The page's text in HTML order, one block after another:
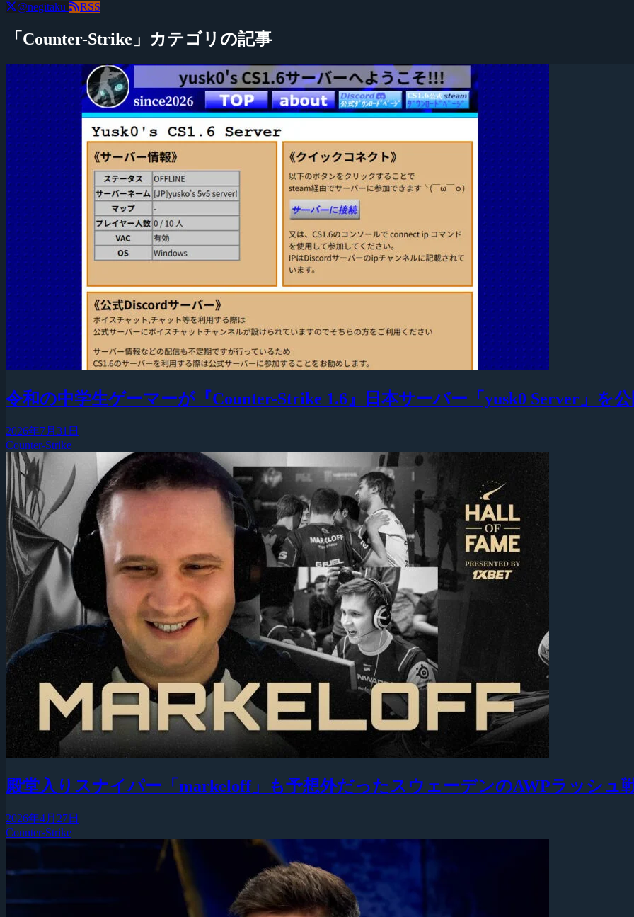
@negitaku RSS
「Counter-Strike」カテゴリの記事
令和の中学生ゲーマーが『Counter-Strike 1.6』日本サーバー「yusk0 Server」を
2026年7月31日
Counter-Strike
殿堂入りスナイパー「markeloff」も予想外だったスウェーデンのAWPラッシュ
2026年4月27日
Counter-Strike